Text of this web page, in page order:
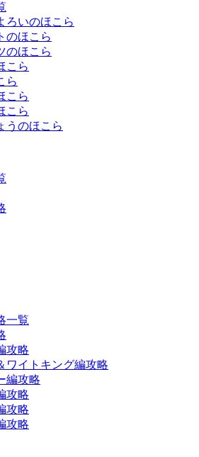
ろいのほこら
のほこら
のほこら
こら
ら
こら
こら
うのほこら
一覧
攻略
ワイトキング編攻略
編攻略
攻略
攻略
攻略